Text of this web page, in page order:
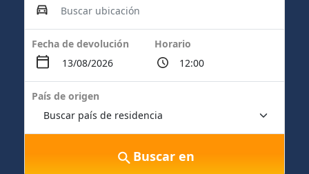
Fecha de devolución Horario
País de origen
Buscar en